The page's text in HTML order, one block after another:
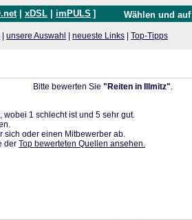
xDSL imPULS ] Wählen und auf
unsere Auswahl neueste Links Top-Tipps
Bitte bewerten Sie "Reiten in Illmitz".
wobei 1 schlecht ist und 5 sehr gut.
sich oder einen Mitbewerber ab.
der Top bewerteten Quellen ansehen.